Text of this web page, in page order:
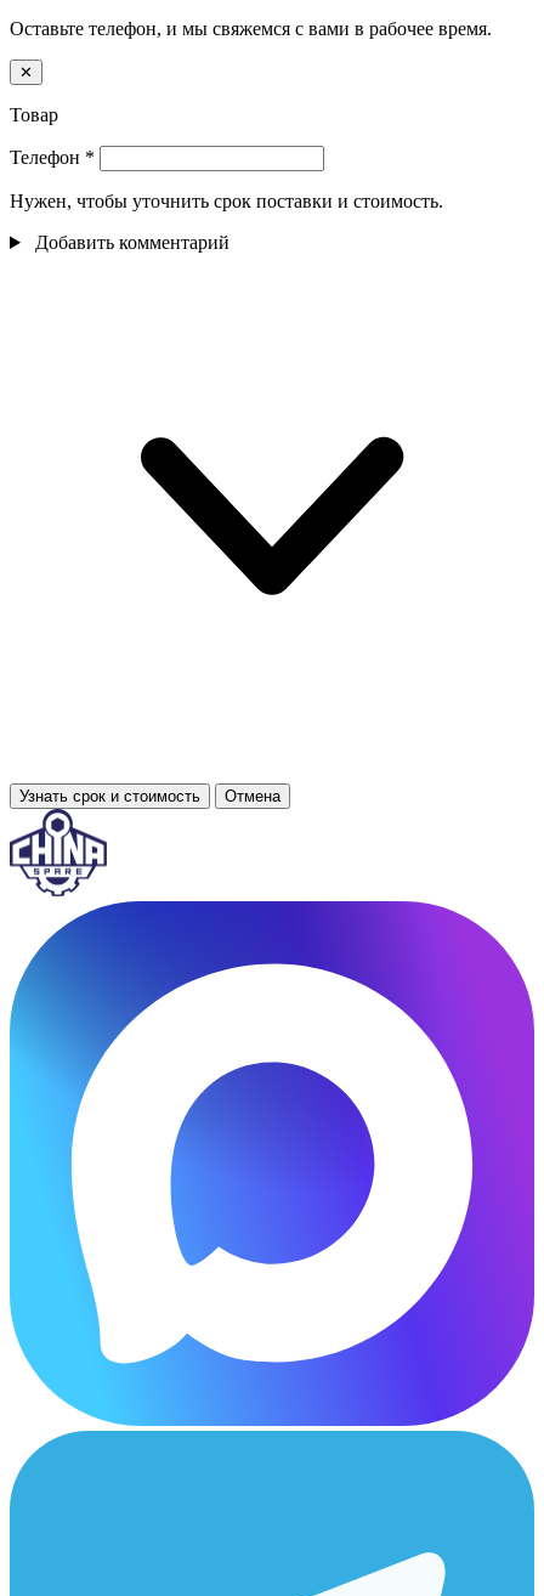
Оставьте телефон, и мы свяжемся с вами в рабочее время.
✕
Товар
Телефон *
Нужен, чтобы уточнить срок поставки и стоимость.
Добавить комментарий
Узнать срок и стоимость Отмена